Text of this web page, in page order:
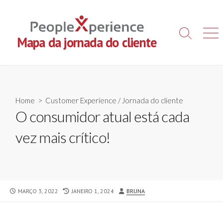
content
Mapa da jornada do cliente
Search
Home > Customer Experience / Jornada do cliente
O consumidor atual está cada
vez mais crítico!
PUBLISHED
MARÇO 3, 2022
LAST
JANEIRO 1, 2024 AUTHOR
BRUNA